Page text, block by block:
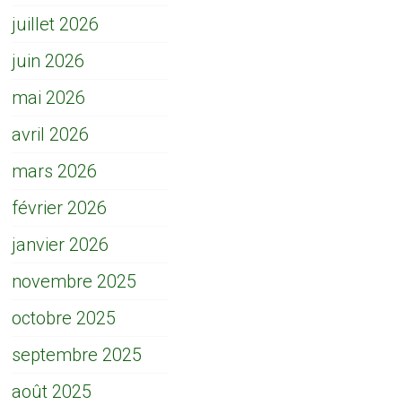
juillet 2026
juin 2026
mai 2026
avril 2026
mars 2026
février 2026
janvier 2026
novembre 2025
octobre 2025
septembre 2025
août 2025